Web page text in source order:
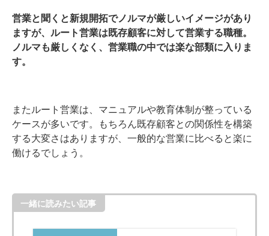
営業と聞くと新規開拓でノルマが厳しいイメージがあり
ますが、ルート営業は既存顧客に対して営業する職種。
ノルマも厳しくなく、営業職の中では楽な部類に入りま
す。
またルート営業は、マニュアルや教育体制が整っている
ケースが多いです。もちろん既存顧客との関係性を構築
する大変さはありますが、一般的な営業に比べると楽に
働けるでしょう。
一緒に読みたい記事